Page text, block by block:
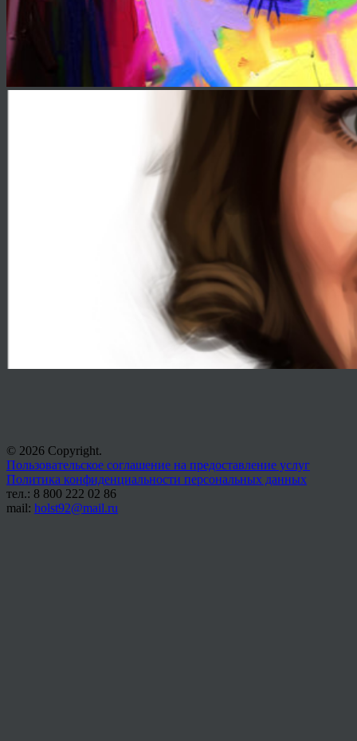
© 2026 Copyright.
Пользовательское соглашение на предоставление услуг
Политика конфиденциальности персональных данных
тел.: 8 800 222 02 86
mail: holst92@mail.ru